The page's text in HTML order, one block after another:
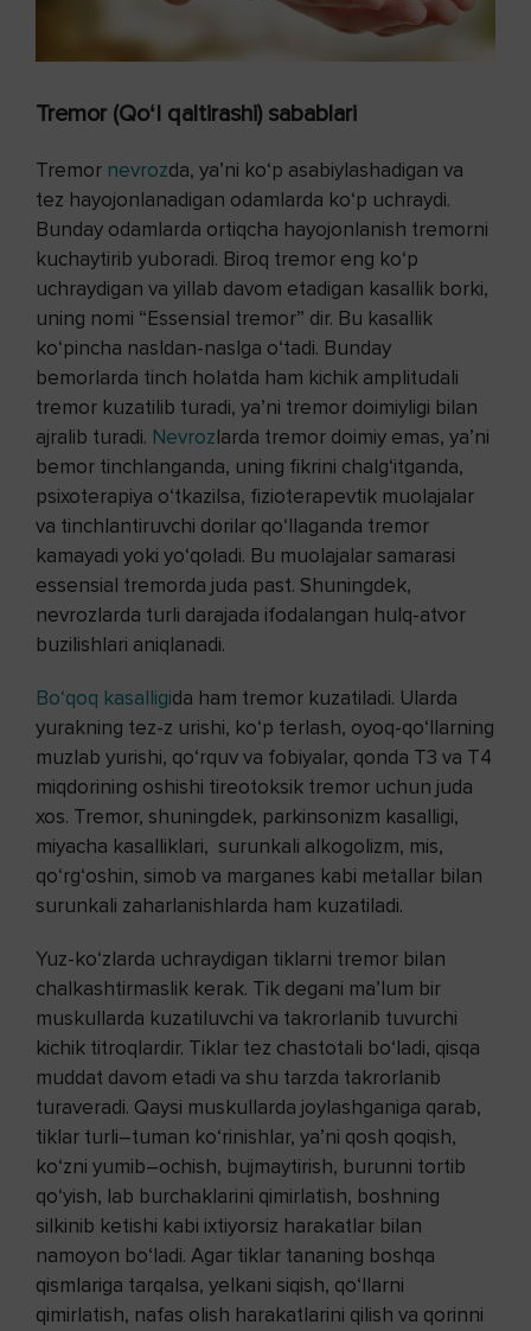
Tremor (Qoʻl qaltirashi) sabablari
Tremor nevrozda, ya’ni ko‘p asabiylashadigan va
tez hayojonlanadigan odamlarda ko‘p uchraydi.
Bunday odamlarda ortiqcha hayojonlanish tremorni
kuchaytirib yuboradi. Biroq tremor eng ko‘p
uchraydigan va yillab davom etadigan kasallik borki,
uning nomi “Essensial tremor” dir. Bu kasallik
ko‘pincha nasldan-naslga o‘tadi. Bunday
bemorlarda tinch holatda ham kichik amplitudali
tremor kuzatilib turadi, ya’ni tremor doimiyligi bilan
ajralib turadi. Nevrozlarda tremor doimiy emas, ya’ni
bemor tinchlanganda, uning fikrini chalg‘itganda,
psixoterapiya o‘tkazilsa, fizioterapevtik muolajalar
va tinchlantiruvchi dorilar qo‘llaganda tremor
kamayadi yoki yo‘qoladi. Bu muolajalar samarasi
essensial tremorda juda past. Shuningdek,
nevrozlarda turli darajada ifodalangan hulq-atvor
buzilishlari aniqlanadi.
Bo‘qoq kasalligida ham tremor kuzatiladi. Ularda
yurakning tez-z urishi, ko‘p terlash, oyoq-qo‘llarning
muzlab yurishi, qo‘rquv va fobiyalar, qonda T3 va T4
miqdorining oshishi tireotoksik tremor uchun juda
xos. Tremor, shuningdek, parkinsonizm kasalligi,
miyacha kasalliklari, surunkali alkogolizm, mis,
qo‘rg‘oshin, simob va marganes kabi metallar bilan
surunkali zaharlanishlarda ham kuzatiladi.
Yuz-ko‘zlarda uchraydigan tiklarni tremor bilan
chalkashtirmaslik kerak. Tik degani ma’lum bir
muskullarda kuzatiluvchi va takrorlanib tuvurchi
kichik titroqlardir. Tiklar tez chastotali bo‘ladi, qisqa
muddat davom etadi va shu tarzda takrorlanib
turaveradi. Qaysi muskullarda joylashganiga qarab,
tiklar turli–tuman ko‘rinishlar, ya’ni qosh qoqish,
ko‘zni yumib–ochish, bujmaytirish, burunni tortib
qo‘yish, lab burchaklarini qimirlatish, boshning
silkinib ketishi kabi ixtiyorsiz harakatlar bilan
namoyon bo‘ladi. Agar tiklar tananing boshqa
qismlariga tarqalsa, yelkani siqish, qo‘llarni
qimirlatish, nafas olish harakatlarini qilish va qorinni